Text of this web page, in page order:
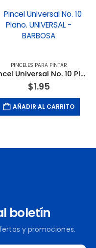
PINCELES PARA PINTAR
Pincel Universal No. 10 Plano. UNIVERSAL – BARBOSA
$1.95
AÑADIR AL CARRITO
boletín
y promociones.